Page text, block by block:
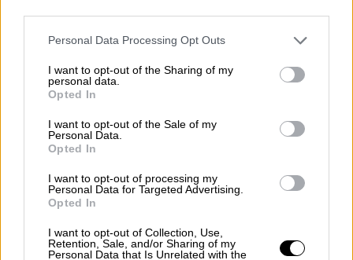
Please note that this website/app uses one or more Google
not limited to your visit or usage behaviour. You may click to
grant or deny consent to Google and its third-party tags to
use your data for below specified purposes in below Google
consent section.
Personal Data Processing Opt Outs
I want to opt-out of the Sharing of my
personal data.
Opted In
I want to opt-out of the Sale of my
Personal Data.
Opted In
I want to opt-out of processing my
Personal Data for Targeted Advertising.
Opted In
I want to opt-out of Collection, Use,
Retention, Sale, and/or Sharing of my
Personal Data that Is Unrelated with the
μηχανισμού διασπάθισης ευρωπαϊκών
πόρων. Κάθε βδομάδα και ένα νέο σκάνδαλο,
κάθε βδομάδα και μια δικογραφία, κάθε
κυβέρνηση Μητσοτάκη.
πρώην υπουργούς και υφυπουργούς δεν
αφήνουν κανένα περιθώριο για υπεκφυγές
και παρερμηνείες. Το «γαλάζιο» σκάνδαλο
του ΟΠΕΚΕΠΕ δεν είναι μια «διαχρονική